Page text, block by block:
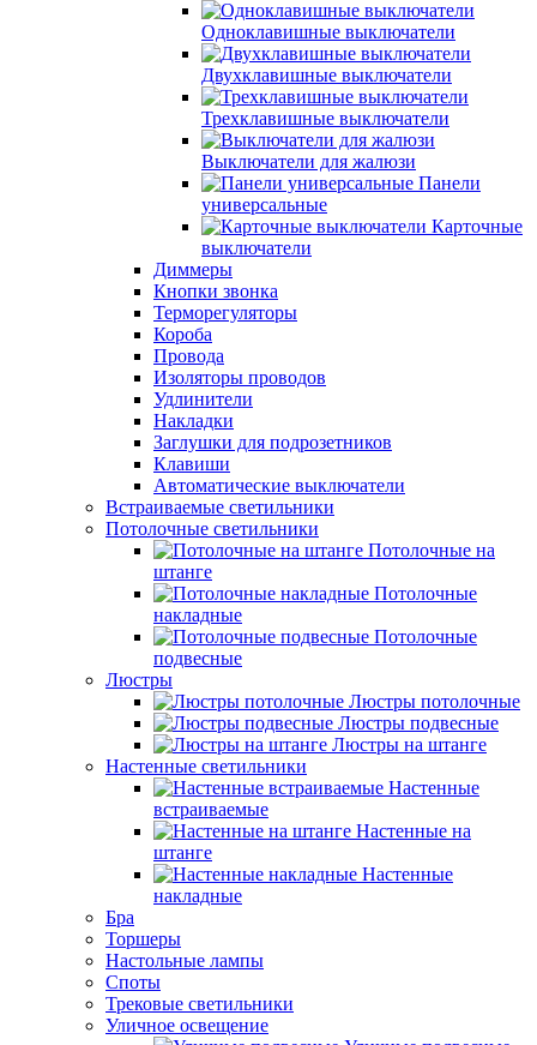
Одноклавишные выключатели
Двухклавишные выключатели
Трехклавишные выключатели
Выключатели для жалюзи
Панели
универсальные
Карточные
выключатели
Диммеры
Кнопки звонка
Терморегуляторы
Короба
Провода
Изоляторы проводов
Удлинители
Накладки
Заглушки для подрозетников
Клавиши
Автоматические выключатели
Встраиваемые светильники
Потолочные светильники
Потолочные на
штанге
Потолочные
накладные
Потолочные
подвесные
Люстры
Люстры потолочные
Люстры подвесные
Люстры на штанге
Настенные светильники
Настенные
встраиваемые
Настенные на
штанге
Настенные
накладные
Бра
Торшеры
Настольные лампы
Споты
Трековые светильники
Уличное освещение